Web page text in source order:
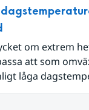
om extrem
att som
låga